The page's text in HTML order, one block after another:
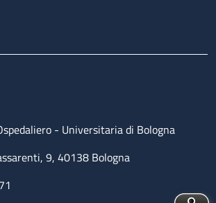
- Universitaria di Bologna
9, 40138 Bologna